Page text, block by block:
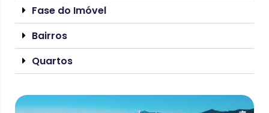
Fase do Imóvel
Bairros
Quartos